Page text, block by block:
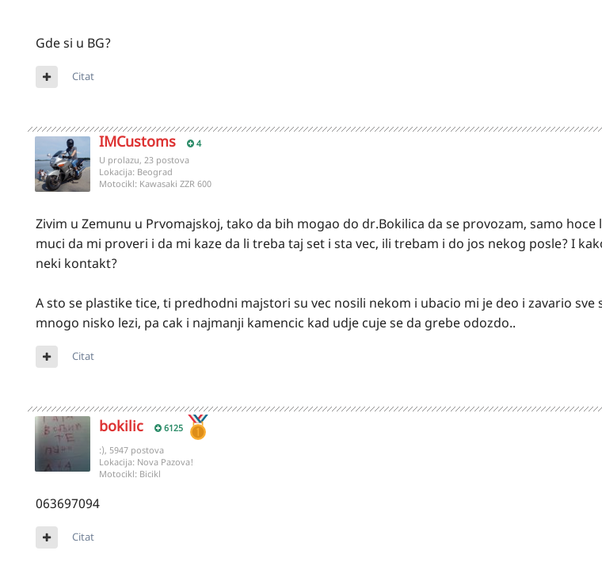
Gde si u BG?
Citat
IMCustoms 4
U prolazu, 23 postova
Lokacija: Beograd
Motocikl: Kawasaki ZZR 600
Zivim u Zemunu u Prvomajskoj, tako da bih mogao do dr.Bokilica da se provozam, samo hoce
muci da mi proveri i da mi kaze da li treba taj set i sta vec, ili trebam i do jos nekog posle? I
neki kontakt?
A sto se plastike tice, ti predhodni majstori su vec nosili nekom i ubacio mi je deo i zavario
mnogo nisko lezi, pa cak i najmanji kamencic kad udje cuje se da grebe odozdo..
Citat
bokilic 6125
:), 5947 postova
Lokacija: Nova Pazova!
Motocikl: Bicikl
063697094
Citat